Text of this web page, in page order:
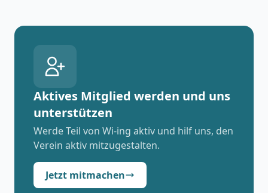
Aktives Mitglied werden und uns
unterstützen
Werde Teil von Wi-ing aktiv und hilf uns, den
Verein aktiv mitzugestalten.
Jetzt mitmachen